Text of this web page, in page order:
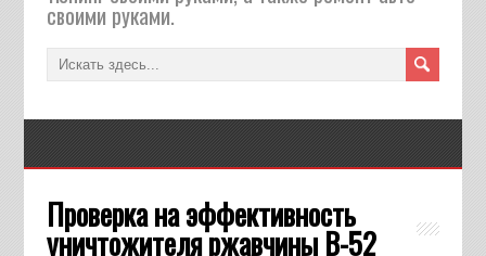
своими руками.
Проверка на эффективность
уничтожителя ржавчины В-52